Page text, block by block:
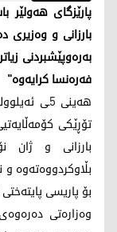
پارێزگای
بارزانی و
بەرەوپێشبردنی
فەرەنسا کرایەوە"
تۆڕێکی
بارزانی و ژان
بڵاوکردووەتەوە
بۆ پاریسی
وەزارەتی